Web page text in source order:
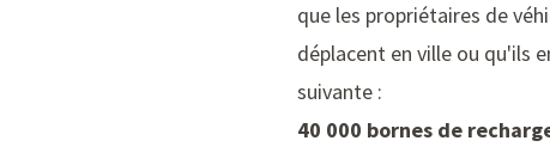
que les propriétaires de
déplacent en ville ou qu'ils
suivante :
40 000 bornes de